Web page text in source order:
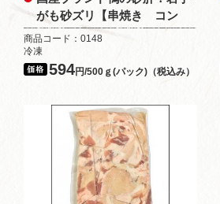
がも砂ズリ【串焼き コン
商品コード：0148
冷凍
594円/500ｇ(パック)（税込み）